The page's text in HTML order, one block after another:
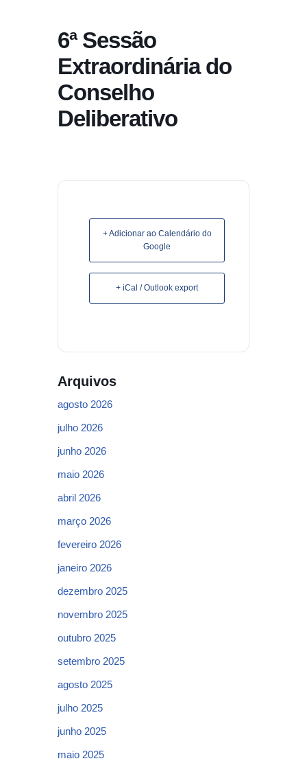
6ª Sessão
Extraordinária do
Conselho
Deliberativo
+ Adicionar ao Calendário do
Google
+ iCal / Outlook export
Arquivos
agosto 2026
julho 2026
junho 2026
maio 2026
abril 2026
março 2026
fevereiro 2026
janeiro 2026
dezembro 2025
novembro 2025
outubro 2025
setembro 2025
agosto 2025
julho 2025
junho 2025
maio 2025